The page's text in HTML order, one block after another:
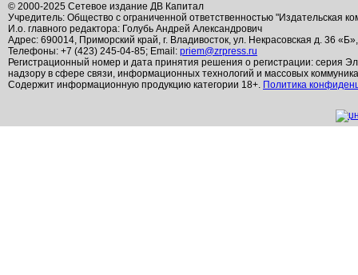
© 2000-2025 Сетевое издание ДВ Капитал
Учредитель: Общество с ограниченной ответственностью "Издательская
И.о. главного редактора: Голубь Андрей Александрович
Адрес: 690014, Приморский край, г. Владивосток, ул. Некрасовская д. 36
Телефоны: +7 (423) 245-04-85; Email: priem@zrpress.ru
Регистрационный номер и дата принятия решения о регистрации: серия
надзору в сфере связи, информационных технологий и массовых
Содержит информационную продукцию категории 18+. Политика